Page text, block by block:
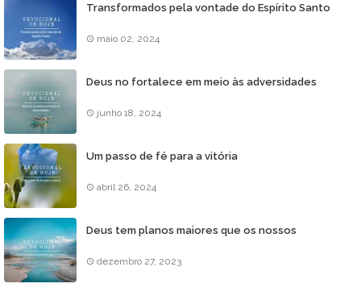
Transformados pela vontade do Espírito Santo
maio 02, 2024
Deus no fortalece em meio às adversidades
junho 18, 2024
Um passo de fé para a vitória
abril 26, 2024
Deus tem planos maiores que os nossos
dezembro 27, 2023